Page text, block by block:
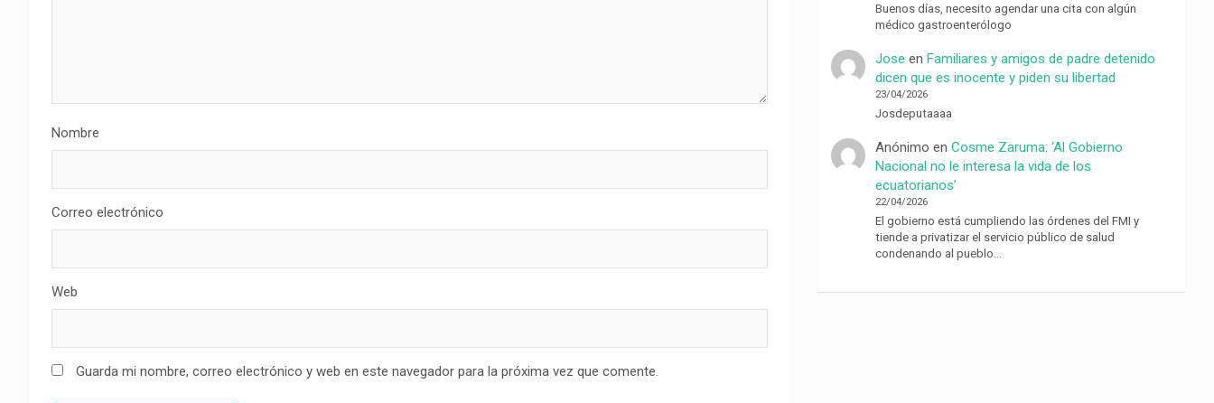
Nombre
Correo electrónico
Web
Guarda mi nombre, correo electrónico y web en este navegador para la próxima vez que comente.
Buenos días, necesito agendar una cita con algún
médico gastroenterólogo
Jose enFamiliares y amigos de padre detenido
dicen que es inocente y piden su libertad
23/04/2026
Josdeputaaaa
Anónimo enCosme Zaruma: ‘Al Gobierno
Nacional no le interesa la vida de los
ecuatorianos’
22/04/2026
El gobierno está cumpliendo las órdenes del FMI y
tiende a privatizar el servicio público de salud
condenando al pueblo…